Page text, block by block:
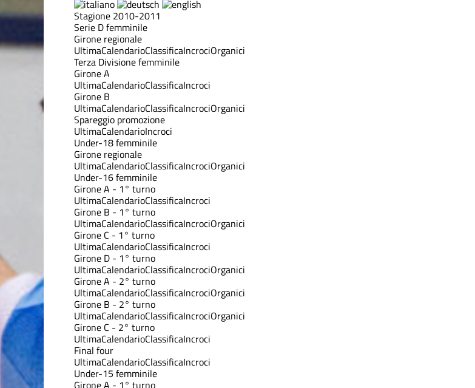
Stagione 2010-2011
Serie D femminile
Girone regionale
UltimaCalendarioClassificaIncrociOrganici
Terza Divisione femminile
Girone A
UltimaCalendarioClassificaIncroci
Girone B
UltimaCalendarioClassificaIncrociOrganici
Spareggio promozione
UltimaCalendarioIncroci
Under-18 femminile
Girone regionale
UltimaCalendarioClassificaIncrociOrganici
Under-16 femminile
Girone A - 1° turno
UltimaCalendarioClassificaIncroci
Girone B - 1° turno
UltimaCalendarioClassificaIncrociOrganici
Girone C - 1° turno
UltimaCalendarioClassificaIncroci
Girone D - 1° turno
UltimaCalendarioClassificaIncrociOrganici
Girone A - 2° turno
UltimaCalendarioClassificaIncrociOrganici
Girone B - 2° turno
UltimaCalendarioClassificaIncrociOrganici
Girone C - 2° turno
UltimaCalendarioClassificaIncroci
Final four
UltimaCalendarioClassificaIncroci
Under-15 femminile
Girone A - 1° turno